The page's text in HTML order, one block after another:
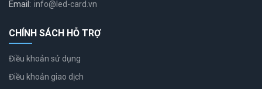
Email: info@led-card.vn
CHÍNH SÁCH HỖ TRỢ
Điều khoản sử dụng
Điều khoản giao dịch